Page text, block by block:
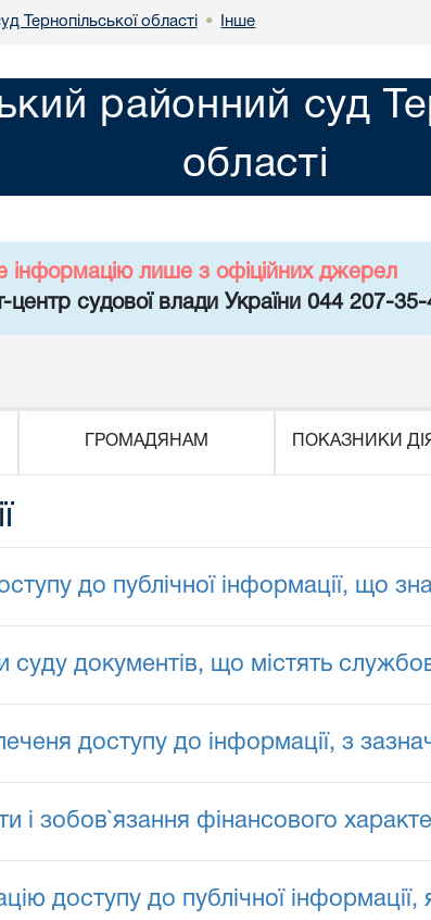
Тернопільської області • Інше
районний суд
області
інформацію лише з офіційних джерел
центр судової влади України 044 207-35-
ГРОМАДЯНАМ ПОКАЗНИКИ
до публічної інформації, що
суду документів, що містять
доступу до інформації, з
і зобов`язання фінансового
доступу до публічної інформації,